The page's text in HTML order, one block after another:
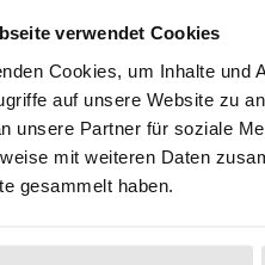
verwendet Cookies
Cookies, um Inhalte und
auf unsere Website zu
unsere Partner für soziale
mit weiteren Daten
gesammelt haben.
Hinweise
kompositorischer Poetik